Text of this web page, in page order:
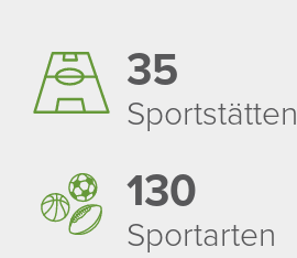
35
Sport­stätten
130
Sport­arten